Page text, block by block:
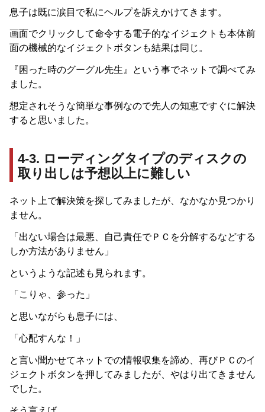
息子は既に涙目で私にヘルプを訴えかけてきます。
画面でクリックして命令する電子的なイジェクトも本体前
面の機械的なイジェクトボタンも結果は同じ。
『困った時のグーグル先生』という事でネットで調べてみ
ました。
想定されそうな簡単な事例なので先人の知恵ですぐに解決
すると思いました。
4-3. ローディングタイプのディスクの
取り出しは予想以上に難しい
ネット上で解決策を探してみましたが、なかなか見つかり
ません。
「出ない場合は最悪、自己責任でＰＣを分解するなどする
しか方法がありません」
というような記述も見られます。
「こりゃ、参った」
と思いながらも息子には、
「心配すんな！」
と言い聞かせてネットでの情報収集を諦め、再びＰＣのイ
ジェクトボタンを押してみましたが、やはり出てきません
でした。